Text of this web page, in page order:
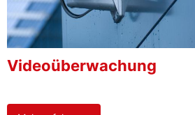
Videoüberwachung